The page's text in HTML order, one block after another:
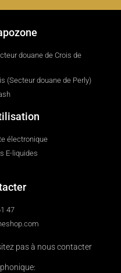
douane de Crois de
(Secteur douane de Perly)
électronique
E-liquides
47
pas à nous contacter